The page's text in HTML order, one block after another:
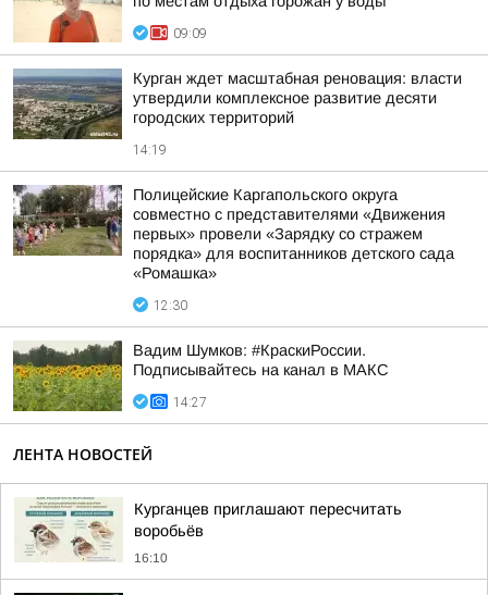
09:09
Курган ждет масштабная реновация: власти
утвердили комплексное развитие десяти
городских территорий
14:19
Полицейские Каргапольского округа
совместно с представителями «Движения
первых» провели «Зарядку со стражем
порядка» для воспитанников детского сада
«Ромашка»
12:30
Вадим Шумков: #КраскиРоссии.
Подписывайтесь на канал в МАКС
14:27
ЛЕНТА НОВОСТЕЙ
Курганцев приглашают пересчитать
воробьёв
16:10